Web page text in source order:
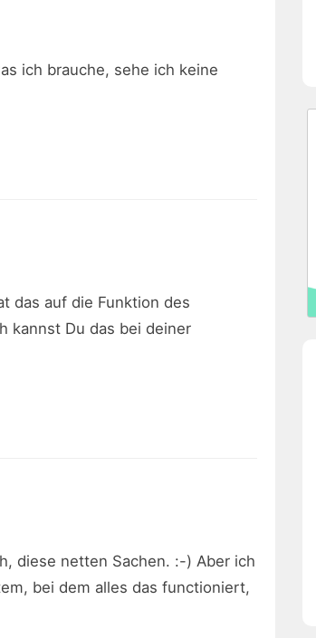
ich brauche, sehe ich keine
das auf die Funktion des
kannst Du das bei deiner
diese netten Sachen. :-) Aber ich
bei dem alles das functioniert,